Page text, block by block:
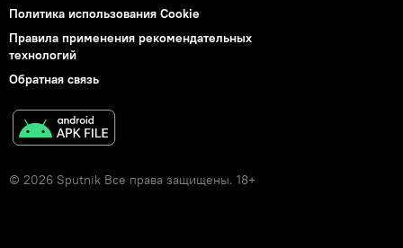
Политика использования Cookie
Правила применения рекомендательных
технологий
Обратная связь
© 2026 Sputnik Все права защищены. 18+